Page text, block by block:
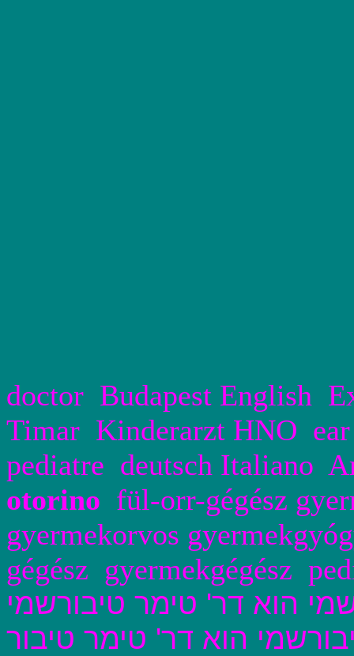
doctor Budapest English
Timar Kinderarzt HNO ear
pediatre deutsch Italiano
otorino fül-orr-gégész
gyermekorvos
gégész gyermekgégész
הוא דר' טימר טיבורשמי
הוא דר' טימר טיבור